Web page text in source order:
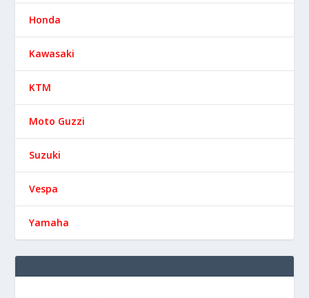
Honda
Kawasaki
KTM
Moto Guzzi
Suzuki
Vespa
Yamaha